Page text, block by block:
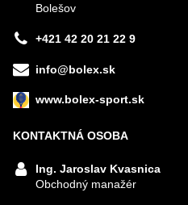
Bolešov
+421 42 20 21 22 9
info@bolex.sk
www.bolex-sport.sk
KONTAKTNÁ OSOBA
Ing. Jaroslav Kvasnica
Obchodný manažér